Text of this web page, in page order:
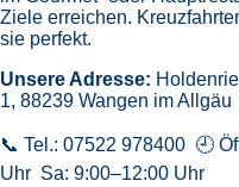
Ziele erreichen.
sie perfekt.
Unsere Adresse:
1, 88239 Wangen im Allgäu
📞 Tel.: 07522 978400 🕘
Uhr Sa: 9:00–12:00 Uhr